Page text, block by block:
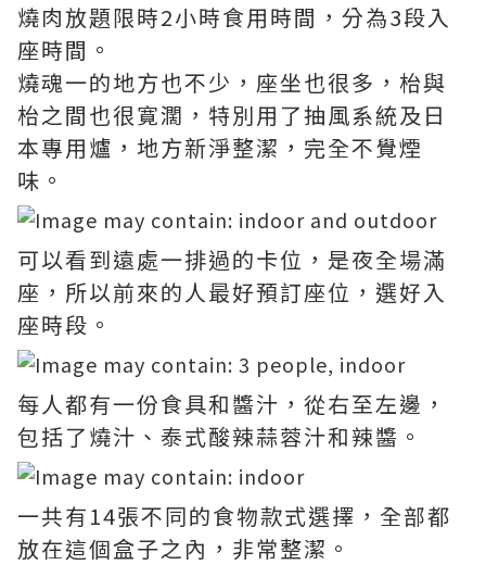
燒肉放題限時2小時食用時間，分為3段入
座時間。
燒魂一的地方也不少，座坐也很多，枱與
枱之間也很寛濶，特別用了抽風系統及日
本專用爐，地方新淨整潔，完全不覺煙
味。
可以看到遠處一排過的卡位，是夜全場滿
座，所以前來的人最好預訂座位，選好入
座時段。
每人都有一份食具和醬汁，從右至左邊，
包括了燒汁、泰式酸辣蒜蓉汁和辣醬。
一共有14張不同的食物款式選擇，全部都
放在這個盒子之內，非常整潔。